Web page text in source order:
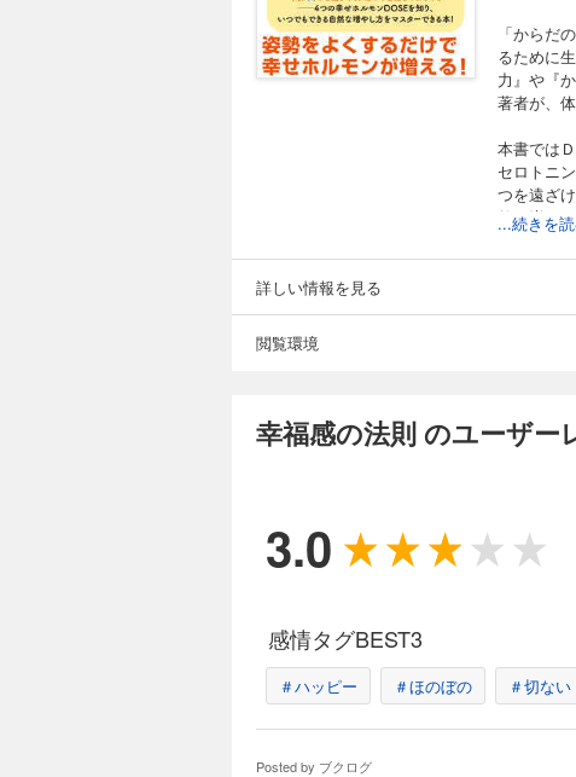
「からだ
るために
力』や『
著者が、
本書では
セロトニ
つを遠ざ
然な増や
...続きを
詳しい情報を見る
閲覧環境
幸福感の法則 のユーザー
3.0
感情タグBEST3
＃ハッピー ＃ほのぼの ＃切ない
Posted by ブクログ